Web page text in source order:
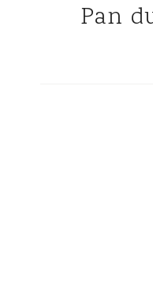
Pan dulce de chocolate y naranja confitada { y feliz